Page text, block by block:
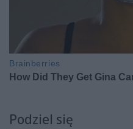
Podziel się